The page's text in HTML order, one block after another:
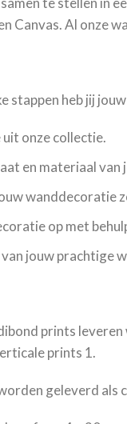
Canvas. Al onze
stappen heb jij
uit onze collectie.
en materiaal van
wanddecoratie
op met
jouw prachtige
prints
prints 1.
geleverd